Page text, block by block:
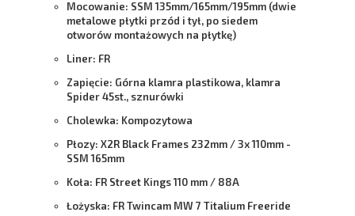
Mocowanie: SSM 135mm/165mm/195mm (dwie
metalowe płytki przód i tył, po siedem
otworów montażowych na płytkę)
Liner: FR
Zapięcie: Górna klamra plastikowa, klamra
Spider 45st., sznurówki
Cholewka: Kompozytowa
Płozy: X2R Black Frames 232mm / 3x 110mm -
SSM 165mm
Koła: FR Street Kings 110 mm / 88A
Łożyska: FR Twincam MW 7 Titalium Freeride